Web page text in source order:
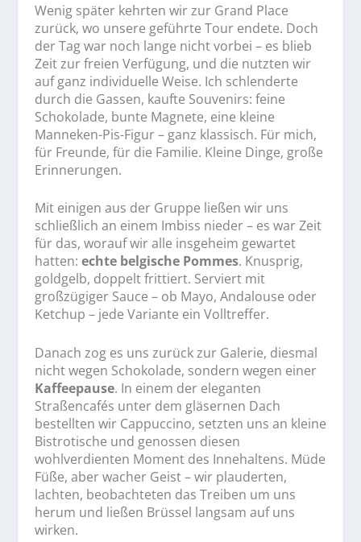
Wenig später kehrten wir zur Grand Place
zurück, wo unsere geführte Tour endete. Doch
der Tag war noch lange nicht vorbei – es blieb
Zeit zur freien Verfügung, und die nutzten wir
auf ganz individuelle Weise. Ich schlenderte
durch die Gassen, kaufte Souvenirs: feine
Schokolade, bunte Magnete, eine kleine
Manneken-Pis-Figur – ganz klassisch. Für mich,
für Freunde, für die Familie. Kleine Dinge, große
Erinnerungen.
Mit einigen aus der Gruppe ließen wir uns
schließlich an einem Imbiss nieder – es war Zeit
für das, worauf wir alle insgeheim gewartet
hatten: echte belgische Pommes. Knusprig,
goldgelb, doppelt frittiert. Serviert mit
großzügiger Sauce – ob Mayo, Andalouse oder
Ketchup – jede Variante ein Volltreffer.
Danach zog es uns zurück zur Galerie, diesmal
nicht wegen Schokolade, sondern wegen einer
Kaffeepause. In einem der eleganten
Straßencafés unter dem gläsernen Dach
bestellten wir Cappuccino, setzten uns an kleine
Bistrotische und genossen diesen
wohlverdienten Moment des Innehaltens. Müde
Füße, aber wacher Geist – wir plauderten,
lachten, beobachteten das Treiben um uns
herum und ließen Brüssel langsam auf uns
wirken.